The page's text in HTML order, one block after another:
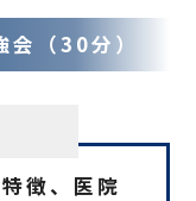
会（30分）
徴、医院